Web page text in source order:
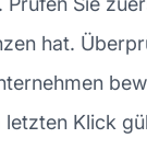
hat.
Klick